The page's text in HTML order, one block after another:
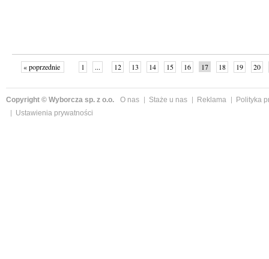
« poprzednie 1 ... 12 13 14 15 16 17 18 19
20
Copyright © Wyborcza sp. z o.o. O nas Staże u nas Reklama
Polityka
Ustawienia prywatności